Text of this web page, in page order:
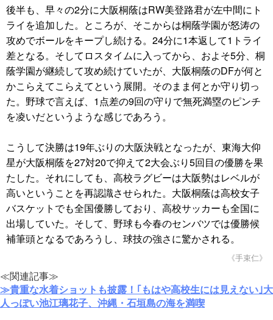
後半も、早々の2分に大阪桐蔭はRW美登路君が左中間にト
ライを追加した。ところが、そこからは桐蔭学園が怒涛の
攻めでボールをキープし続ける。24分に1本返して1トライ
差となる。そしてロスタイムに入ってから、およそ5分、桐
蔭学園が継続して攻め続けていたが、大阪桐蔭のDFが何と
かこらえてこらえてという展開。そのまま何とか守り切っ
た。野球で言えば、1点差の9回の守りで無死満塁のピンチ
を凌いだというような感じであろう。
こうして決勝は19年ぶりの大阪決戦となったが、東海大仰
星が大阪桐蔭を27対20で抑えて2大会ぶり5回目の優勝を果
たした。それにしても、高校ラグビーは大阪勢はレベルが
高いということを再認識させられた。大阪桐蔭は高校女子
バスケットでも全国優勝しており、高校サッカーも全国に
出場していた。そして、野球も今春のセンバツでは優勝候
補筆頭となるであろうし、球技の強さに驚かされる。
《手束仁》
≪関連記事≫
≫貴重な水着ショットも披露！｢もはや高校生には見えない｣大
人っぽい池江璃花子、沖縄・石垣島の海を満喫